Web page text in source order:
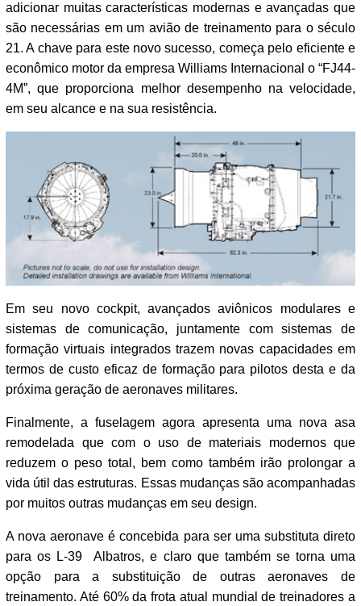
adicionar muitas características modernas e avançadas que
são necessárias em um avião de treinamento para o século
21. A chave para este novo sucesso, começa pelo eficiente e
econômico motor da empresa Williams Internacional o “FJ44-
4M”, que proporciona melhor desempenho na velocidade,
em seu alcance e na sua resistência.
Em seu novo cockpit, avançados aviônicos modulares e
sistemas de comunicação, juntamente com sistemas de
formação virtuais integrados trazem novas capacidades em
termos de custo eficaz de formação para pilotos desta e da
próxima geração de aeronaves militares.
Finalmente, a fuselagem agora apresenta uma nova asa
remodelada que com o uso de materiais modernos que
reduzem o peso total, bem como também irão prolongar a
vida útil das estruturas. Essas mudanças são acompanhadas
por muitos outras mudanças em seu design.
A nova aeronave é concebida para ser uma substituta direto
para os L-39 Albatros, e claro que também se torna uma
opção para a substituição de outras aeronaves de
treinamento. Até 60% da frota atual mundial de treinadores a